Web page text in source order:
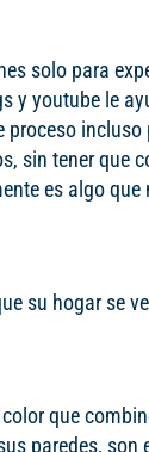
solo para
y youtube le
sin tener que
es algo que
su hogar se
que
paredes, son